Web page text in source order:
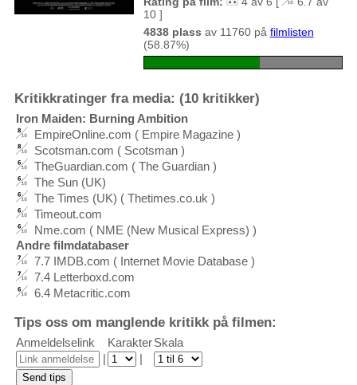
10 ]
4838 plass av 11760 på filmlisten
(58.87%)
Kritikkratinger fra media: (10 kritikker)
Iron Maiden: Burning Ambition
EmpireOnline.com ( Empire Magazine )
Scotsman.com ( Scotsman )
TheGuardian.com ( The Guardian )
The Sun (UK)
The Times (UK) ( Thetimes.co.uk )
Timeout.com
Nme.com ( NME (New Musical Express) )
Andre filmdatabaser
7.7 IMDB.com ( Internet Movie Database )
7.4 Letterboxd.com
6.4 Metacritic.com
Tips oss om manglende kritikk på filmen:
Anmeldelselink KarakterSkala
|
|